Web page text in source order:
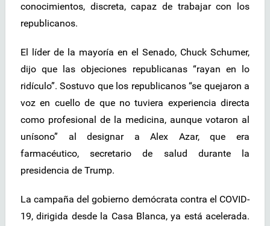
conocimientos, discreta, capaz de trabajar con los
republicanos.
El líder de la mayoría en el Senado, Chuck Schumer,
dijo que las objeciones republicanas “rayan en lo
ridículo”. Sostuvo que los republicanos “se quejaron a
voz en cuello de que no tuviera experiencia directa
como profesional de la medicina, aunque votaron al
unísono” al designar a Alex Azar, que era
farmacéutico, secretario de salud durante la
presidencia de Trump.
La campaña del gobierno demócrata contra el COVID-
19, dirigida desde la Casa Blanca, ya está acelerada.